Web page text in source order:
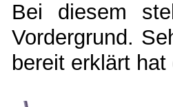
Bei diesem
Vordergrund.
bereit erklärt